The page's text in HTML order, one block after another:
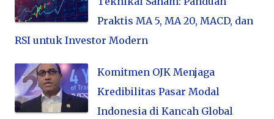
Praktis MA 5, MA 20, MACD, dan
RSI untuk Investor Modern
Komitmen OJK Menjaga
Kredibilitas Pasar Modal
Indonesia di Kancah Global